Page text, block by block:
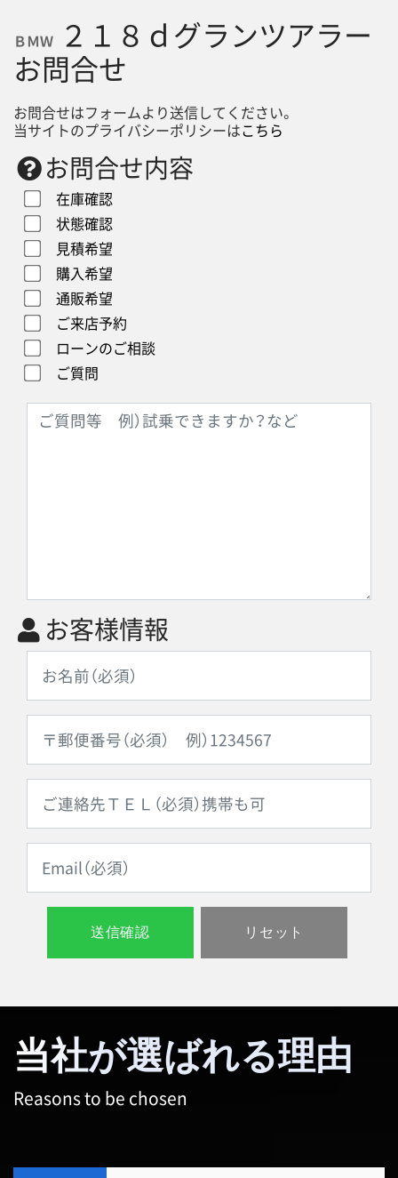
ＢＭＷ
２１８ｄグランツアラー
お問合せ
お問合せはフォームより送信してください。
当サイトのプライバシーポリシーはこちら
お問合せ内容
在庫確認
状態確認
見積希望
購入希望
通販希望
ご来店予約
ローンのご相談
ご質問
お客様情報
当社が選ばれる理由
Reasons to be chosen